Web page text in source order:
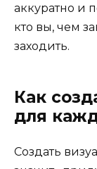
аккуратно и
кто вы, чем
заходить.
Как
для
Создать